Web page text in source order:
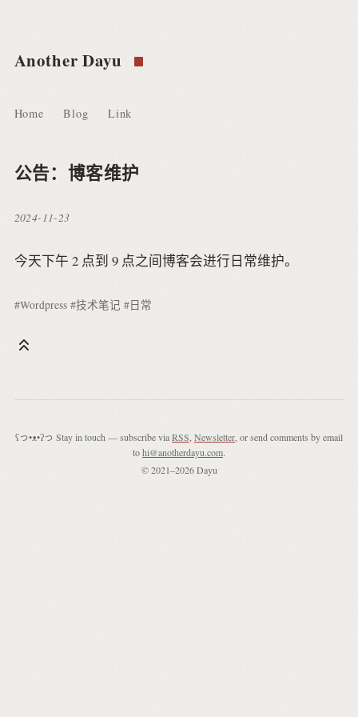
Another Dayu
Home Blog Link
公告：博客维护
2024-11-23
今天下午 2 点到 9 点之间博客会进行日常维护。
#Wordpress #技术笔记 #日常
ʕっ•ᴥ•ʔっ Stay in touch — subscribe viaRSS Newsletter , or send comments by email
tohi@anotherdayu.com.
© 2021–2026 Dayu